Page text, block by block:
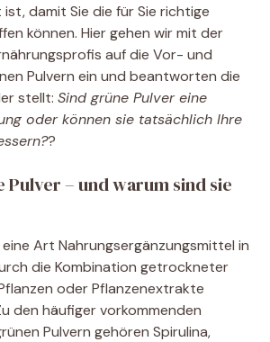
damit Sie die für Sie richtige
können. Hier gehen wir mit der
auf die Vor- und
Pulvern ein und beantworten die
stellt: Sind grüne Pulver eine
oder können sie tatsächlich Ihre
?
Pulver – und warum sind sie
Art Nahrungsergänzungsmittel in
die Kombination getrockneter
oder Pflanzenextrakte
den häufiger vorkommenden
Pulvern gehören Spirulina,